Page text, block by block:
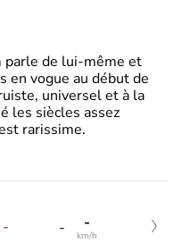
parle de lui-même et
en vogue au début de
universel et à la
les siècles assez
rarissime.
- - -
km/h